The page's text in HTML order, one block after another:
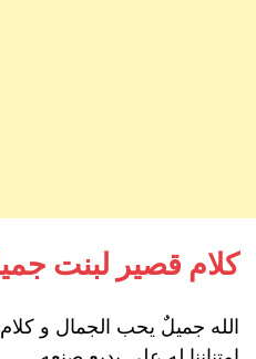
كلام قصير لبنت
الله جميلٌ يحب الجمال و